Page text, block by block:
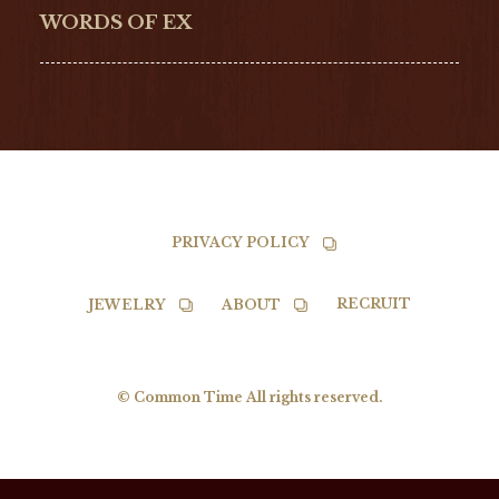
NORQAIN
TISSOT
WORDS OF EX
PRIVACY POLICY
© Common Time All rights reserved.
JEWELRY ABOUT RECRUIT